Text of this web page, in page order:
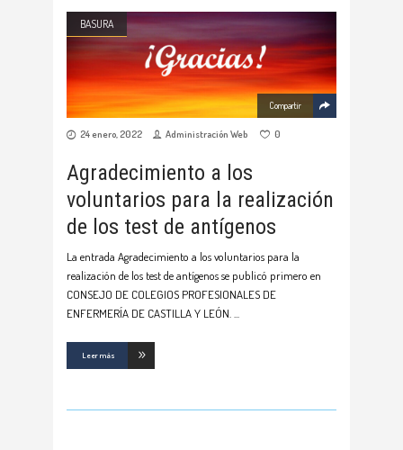
BASURA
Compartir
24 enero, 2022 Administración Web 0
Agradecimiento a los
voluntarios para la realización
de los test de antígenos
La entrada Agradecimiento a los voluntarios para la
realización de los test de antígenos se publicó primero en
CONSEJO DE COLEGIOS PROFESIONALES DE
ENFERMERÍA DE CASTILLA Y LEÓN.
Leer más